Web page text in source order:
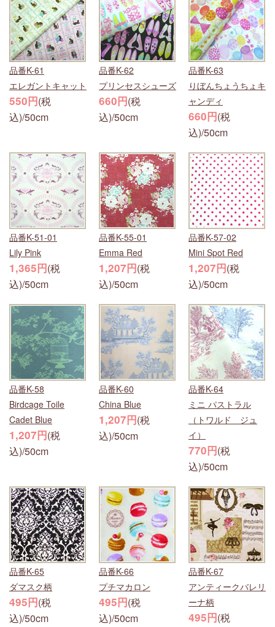
品番K-61
エレガントキャット
550円(税
込)/50cm
品番K-62
プリンセスシューズ
660円(税
込)/50cm
品番K-63
りぼんちょうちょキ
ャンディ
660円(税
込)/50cm
品番K-51-01
Lily Pink
1,365円(税
込)/50cm
品番K-55-01
Emma Red
1,207円(税
込)/50cm
品番K-57-02
Mini Spot Red
1,207円(税
込)/50cm
品番K-58
Birdcage Toile
Cadet Blue
1,207円(税
込)/50cm
品番K-60
China Blue
1,207円(税
込)/50cm
品番K-64
ミニ パストラル
（トワルド ジュ
イ）
770円(税
込)/50cm
品番K-65
ダマスク柄
495円(税
込)/50cm
品番K-66
プチマカロン
495円(税
込)/50cm
品番K-67
アンティークバレリ
ーナ柄
495円(税